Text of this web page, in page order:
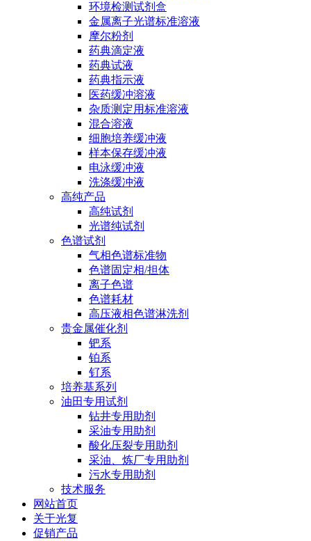
环境检测试剂盒
金属离子光谱标准溶液
摩尔粉剂
药典滴定液
药典试液
药典指示液
医药缓冲溶液
杂质测定用标准溶液
混合溶液
细胞培养缓冲液
样本保存缓冲液
电泳缓冲液
洗涤缓冲液
高纯产品
高纯试剂
光谱纯试剂
色谱试剂
气相色谱标准物
色谱固定相/担体
离子色谱
色谱耗材
高压液相色谱淋洗剂
贵金属催化剂
钯系
铂系
钌系
培养基系列
油田专用试剂
钻井专用助剂
采油专用助剂
酸化压裂专用助剂
采油、炼厂专用助剂
污水专用助剂
技术服务
网站首页
关于光复
促销产品